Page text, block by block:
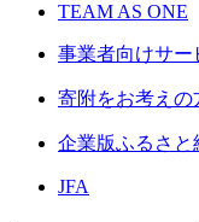
TEAM AS ONE
事業者向けサー
寄附をお考えの
企業版ふるさと
JFA